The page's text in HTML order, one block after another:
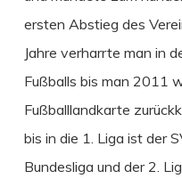
ersten Abstieg des
Jahre verharrte man in
Fußballs bis man 2011
Fußballlandkarte
bis in die 1. Liga ist der
Bundesliga und der 2.